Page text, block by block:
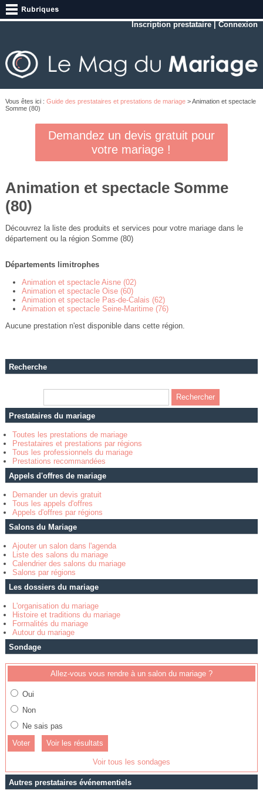
Inscription prestataire |Connexion
Vous êtes ici : Guide des prestataires et prestations de mariage> Animation et spectacle
Somme (80)
Demandez un devis gratuit pour
votre mariage !
Animation et spectacle Somme
(80)
Découvrez la liste des produits et services pour votre mariage dans le
département ou la région Somme (80)
Départements limitrophes
Animation et spectacle Aisne (02)
Animation et spectacle Oise (60)
Animation et spectacle Pas-de-Calais (62)
Animation et spectacle Seine-Maritime (76)
Aucune prestation n'est disponible dans cette région.
Recherche
Prestataires du mariage
Toutes les prestations de mariage
Prestataires et prestations par régions
Tous les professionnels du mariage
Prestations recommandées
Appels d'offres de mariage
Demander un devis gratuit
Tous les appels d'offres
Appels d'offres par régions
Salons du Mariage
Ajouter un salon dans l'agenda
Liste des salons du mariage
Calendrier des salons du mariage
Salons par régions
Les dossiers du mariage
L'organisation du mariage
Histoire et traditions du mariage
Formalités du mariage
Autour du mariage
Sondage
Allez-vous vous rendre à un salon du mariage ?
Oui
Non
Ne sais pas
Voir les résultats
Voir tous les sondages
Autres prestataires événementiels